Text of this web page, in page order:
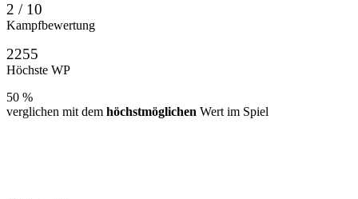
2 / 10
Kampfbewertung
2255
Höchste WP
50 %
verglichen mit dem höchstmöglichen Wert im Spiel